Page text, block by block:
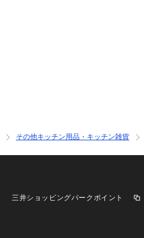
その他キッチン用品・キッチン雑貨
三井ショッピングパークポイント